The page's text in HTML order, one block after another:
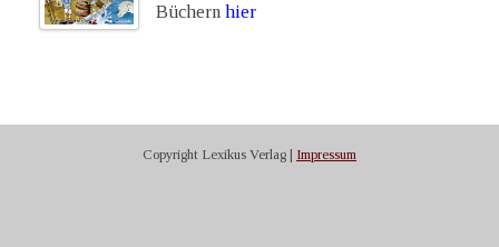
Büchern hier
Copyright Lexikus Verlag | Impressum